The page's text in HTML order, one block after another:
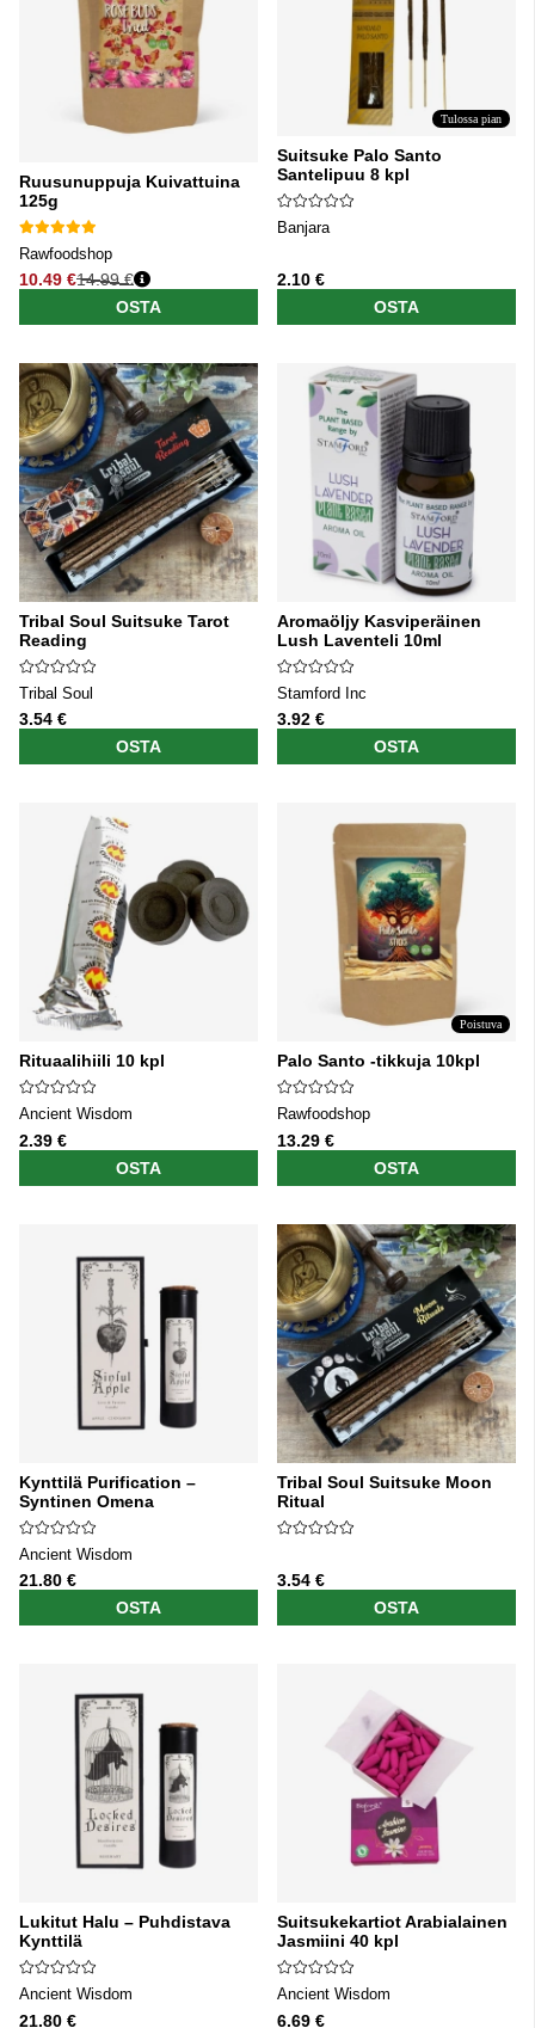
Ruusunuppuja Kuivattuina
125g
Rawfoodshop
10.49 €
Normaali hinta
14.99 €
OSTA
Tulossa pian
Suitsuke Palo Santo
Santelipuu 8 kpl
Banjara
2.10 €
OSTA
Tribal Soul Suitsuke Tarot
Reading
Tribal Soul
3.54 €
OSTA
Aromaöljy Kasviperäinen
Lush Laventeli 10ml
Stamford Inc
3.92 €
OSTA
Rituaalihiili 10 kpl
Ancient Wisdom
2.39 €
OSTA
Poistuva
Palo Santo -tikkuja 10kpl
Rawfoodshop
13.29 €
OSTA
Kynttilä Purification –
Syntinen Omena
Ancient Wisdom
21.80 €
OSTA
Tribal Soul Suitsuke Moon
Ritual
3.54 €
OSTA
Lukitut Halu – Puhdistava
Kynttilä
Ancient Wisdom
21.80 €
Suitsukekartiot Arabialainen
Jasmiini 40 kpl
Ancient Wisdom
6.69 €